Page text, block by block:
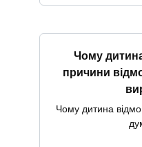
Чому
причини
Чому дитина